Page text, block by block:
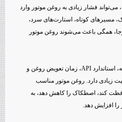
فشار زیادی به روغن موتور وارد
مسیرهای کوتاه، استارت‌های سرد،
همگی باعث می‌شوند روغن موتور
در چنین شرایطی، توجه به ویسکوزیته، استاندارد API، زمان تعویض روغن و
زیادی دارد. روغن موتور مناسب
کند، اصطکاک را کاهش دهد، به
افزایش دهد.